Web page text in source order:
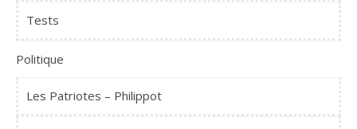
Tests
Politique
Les Patriotes – Philippot